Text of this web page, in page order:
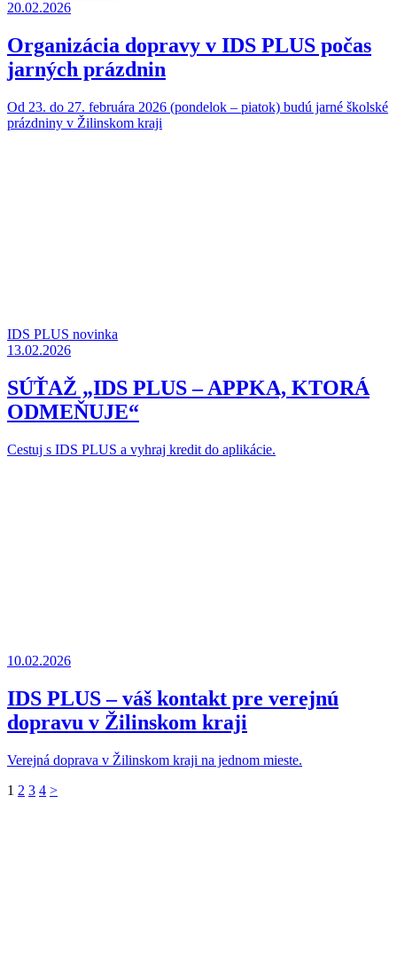
20.02.2026
Organizácia dopravy v IDS PLUS počas
jarných prázdnin
Od 23. do 27. februára 2026 (pondelok – piatok) budú jarné školské
prázdniny v Žilinskom kraji
IDS PLUS novinka
13.02.2026
SÚŤAŽ „IDS PLUS – APPKA, KTORÁ
ODMEŇUJE“
Cestuj s IDS PLUS a vyhraj kredit do aplikácie.
10.02.2026
IDS PLUS – váš kontakt pre verejnú
dopravu v Žilinskom kraji
Verejná doprava v Žilinskom kraji na jednom mieste.
1 2 3 4 >